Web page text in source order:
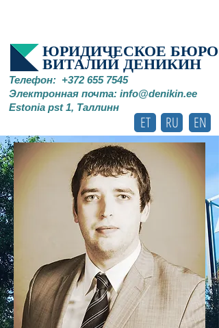
ЮРИДИЧЕСКОЕ БЮРО
ВИТАЛИЙ ДЕНИКИН
EN
RU
ET
Телефон: +372 655 7545
Электронная почта: info@denikin.ee
Estonia pst 1, Таллинн